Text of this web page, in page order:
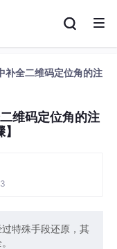
补全二维码定位角的注
维码定位角的注
特殊手段还原，其